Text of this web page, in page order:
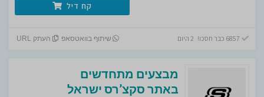
קח דיל
שיתוף בוואטסאפ העתק URL
מבצעים מתחדשים
באתר סקצ’רס ישראל